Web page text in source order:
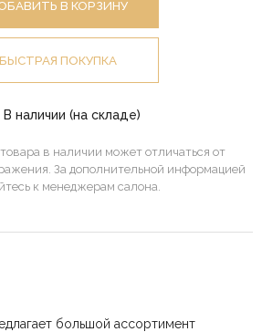
В КОРЗИНУ
БЫСТРАЯ ПОКУПКА
В наличии (на складе)
в наличии может отличаться от
За дополнительной информацией
к менеджерам салона.
большой ассортимент